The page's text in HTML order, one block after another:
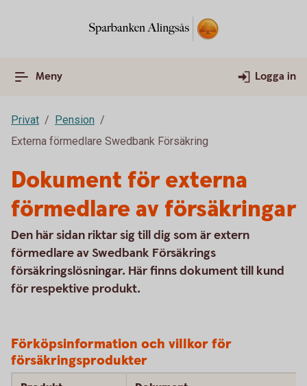
Meny Logga in
Privat
Pension
Externa förmedlare Swedbank Försäkring
Dokument för externa
förmedlare av försäkringar
Den här sidan riktar sig till dig som är extern
förmedlare av Swedbank Försäkrings
försäkringslösningar. Här finns dokument till kund
för respektive produkt.
Förköpsinformation och villkor för
försäkringsprodukter